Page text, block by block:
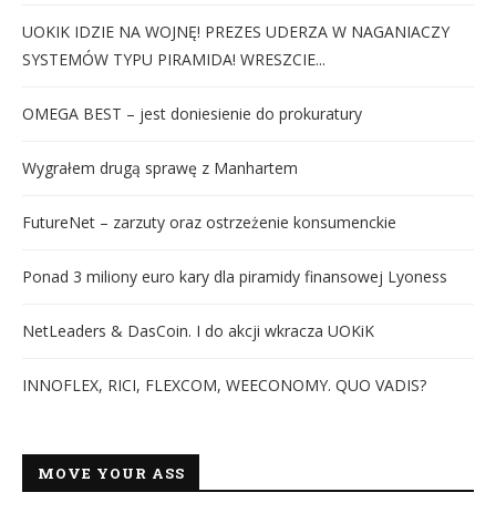
UOKIK IDZIE NA WOJNĘ! PREZES UDERZA W NAGANIACZY
SYSTEMÓW TYPU PIRAMIDA! WRESZCIE...
OMEGA BEST – jest doniesienie do prokuratury
Wygrałem drugą sprawę z Manhartem
FutureNet – zarzuty oraz ostrzeżenie konsumenckie
Ponad 3 miliony euro kary dla piramidy finansowej Lyoness
NetLeaders & DasCoin. I do akcji wkracza UOKiK
INNOFLEX, RICI, FLEXCOM, WEECONOMY. QUO VADIS?
MOVE YOUR ASS